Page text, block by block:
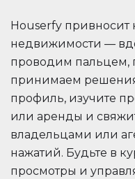
Houserfy привносит
недвижимости —
проводим пальцем,
принимаем решения
профиль, изучите
или аренды и
владельцами или
нажатий. Будьте в
просмотры и